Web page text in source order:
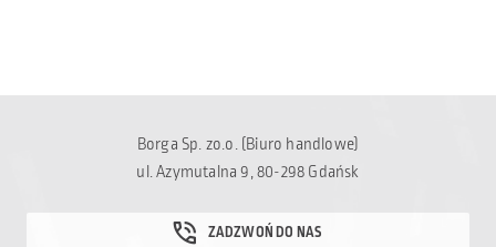
Borga Sp. zo.o. (Biuro handlowe)
ul. Azymutalna 9, 80-298 Gdańsk